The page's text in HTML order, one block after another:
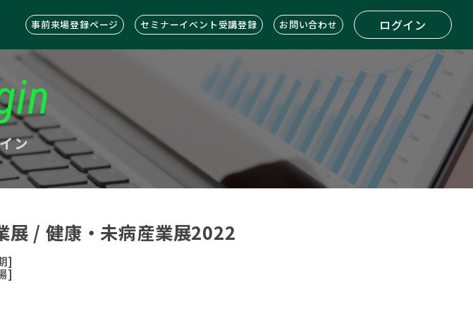
事前来場登録ページ セミナーイベント受講登録 お問い合わせ ログイン
ン
展 / 健康・未病産業展2022
]
]